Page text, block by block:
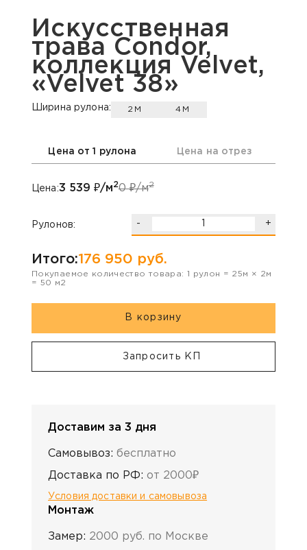
Искусственная
трава Condor,
коллекция Velvet,
«Velvet 38»
Ширина рулона: 2М 4М
Цена от 1 рулона Цена на отрез
Цена:3 539 ₽/м20₽/м2
Рулонов: - +
Итого:176 950 руб.
Покупаемое количество товара: 1 рулон = 25м × 2м
= 50 м2
В корзину
Запросить КП
Доставим за 3 дня
Самовывоз: бесплатно
Доставка по РФ: от 2000₽
Условия доставки и самовывоза
Монтаж
Замер: 2000 руб. по Москве